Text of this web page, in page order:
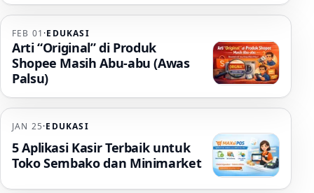
FEB 01 ·EDUKASI
Arti “Original” di Produk
Shopee Masih Abu-abu (Awas
Palsu)
JAN 25·EDUKASI
5 Aplikasi Kasir Terbaik untuk
Toko Sembako dan Minimarket